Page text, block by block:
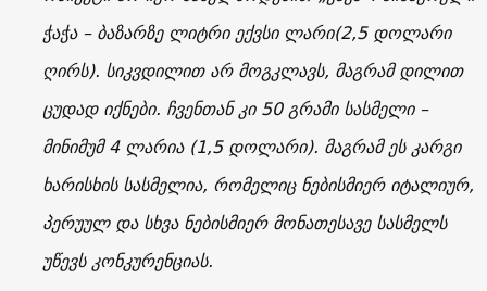
ჭაჭა – ბაზარზე ლიტრი ექვსი ლარი(2,5 დოლარი
ღირს). სიკვდილით არ მოგკლავს, მაგრამ დილით
ცუდად იქნები. ჩვენთან კი 50 გრამი სასმელი –
მინიმუმ 4 ლარია (1,5 დოლარი). მაგრამ ეს კარგი
ხარისხის სასმელია, რომელიც ნებისმიერ იტალიურ,
პერუულ და სხვა ნებისმიერ მონათესავე სასმელს
უწევს კონკურენციას.